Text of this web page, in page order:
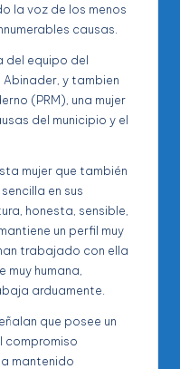
la voz de los menos
causas.
del equipo del
Abinader, y tambien
(PRM), una mujer
del municipio y el
mujer que también
en sus
honesta, sensible,
un perfil muy
trabajado con ella
humana,
arduamente.
que posee un
compromiso
mantenido